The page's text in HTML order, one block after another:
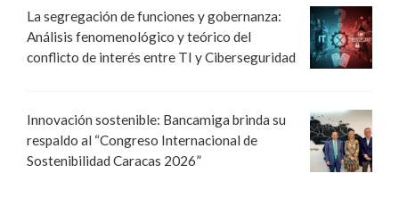
La segregación de funciones y gobernanza:
Análisis fenomenológico y teórico del
conflicto de interés entre TI y Ciberseguridad
Innovación sostenible: Bancamiga brinda su
respaldo al “Congreso Internacional de
Sostenibilidad Caracas 2026”